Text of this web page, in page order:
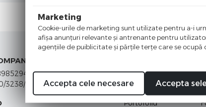
S.R.L.
înscrisă în Registrul
3238/2018
Prima pagina
Compania Noastra
Portofoliu
Marketing
Cookie-urile de marketing sunt utilizate pentru a-i
afişa anunţuri relevante şi antrenante pentru
agenţiile de puiblicitate şi părţile terţe care se ocupă
Accepta cele necesare Accepta